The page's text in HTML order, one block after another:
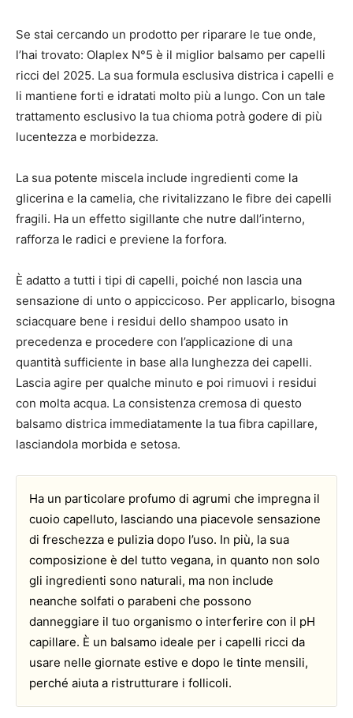
Se stai cercando un prodotto per riparare le tue onde,
l’hai trovato: Olaplex N°5 è il miglior balsamo per capelli
ricci del 2025. La sua formula esclusiva districa i capelli e
li mantiene forti e idratati molto più a lungo. Con un tale
trattamento esclusivo la tua chioma potrà godere di più
lucentezza e morbidezza.
La sua potente miscela include ingredienti come la
glicerina e la camelia, che rivitalizzano le fibre dei capelli
fragili. Ha un effetto sigillante che nutre dall’interno,
rafforza le radici e previene la forfora.
È adatto a tutti i tipi di capelli, poiché non lascia una
sensazione di unto o appiccicoso. Per applicarlo, bisogna
sciacquare bene i residui dello shampoo usato in
precedenza e procedere con l’applicazione di una
quantità sufficiente in base alla lunghezza dei capelli.
Lascia agire per qualche minuto e poi rimuovi i residui
con molta acqua. La consistenza cremosa di questo
balsamo districa immediatamente la tua fibra capillare,
lasciandola morbida e setosa.
Ha un particolare profumo di agrumi che impregna il
cuoio capelluto, lasciando una piacevole sensazione
di freschezza e pulizia dopo l’uso. In più, la sua
composizione è del tutto vegana, in quanto non solo
gli ingredienti sono naturali, ma non include
neanche solfati o parabeni che possono
danneggiare il tuo organismo o interferire con il pH
capillare. È un balsamo ideale per i capelli ricci da
usare nelle giornate estive e dopo le tinte mensili,
perché aiuta a ristrutturare i follicoli.